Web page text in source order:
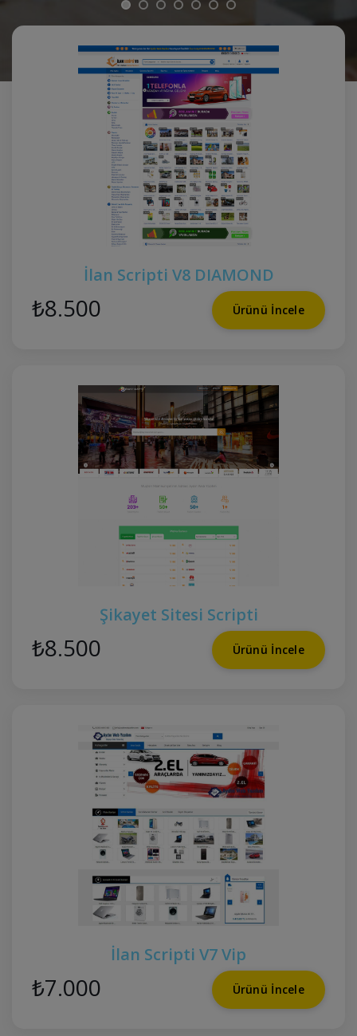
İlan Scripti V8 DIAMOND
₺8.500 Ürünü İncele
Şikayet Sitesi Scripti
₺8.500 Ürünü İncele
İlan Scripti V7 Vip
₺7.000 Ürünü İncele